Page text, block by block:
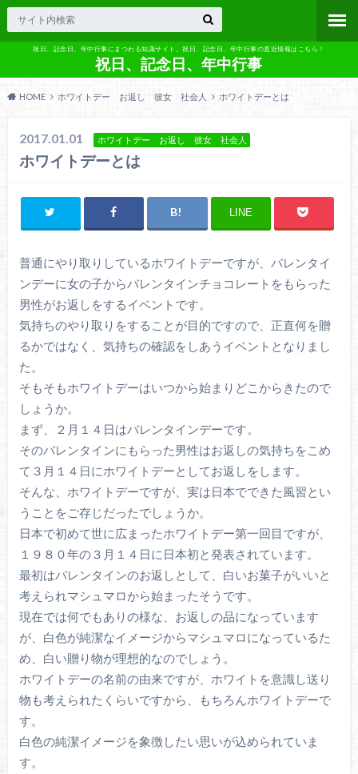
祝日、記念日、年中行事にまつわる知識サイト。祝日、記念日、年中行事の直近情報はこちら！
祝日、記念日、年中行事
HOME ホワイトデー お返し 彼女 社会人 ホワイトデーとは
2017.01.01 ホワイトデー お返し 彼女 社会人
ホワイトデーとは
LINE
普通にやり取りしているホワイトデーですが、バレンタイ
ンデーに女の子からバレンタインチョコレートをもらった
男性がお返しをするイベントです。
気持ちのやり取りをすることが目的ですので、正直何を贈
るかではなく、気持ちの確認をしあうイベントとなりまし
た。
そもそもホワイトデーはいつから始まりどこからきたので
しょうか。
まず、２月１４日はバレンタインデーです。
そのバレンタインにもらった男性はお返しの気持ちをこめ
て３月１４日にホワイトデーとしてお返しをします。
そんな、ホワイトデーですが、実は日本でできた風習とい
うことをご存じだったでしょうか。
日本で初めて世に広まったホワイトデー第一回目ですが、
１９８０年の３月１４日に日本初と発表されています。
最初はバレンタインのお返しとして、白いお菓子がいいと
考えられマシュマロから始まったそうです。
現在では何でもありの様な、お返しの品になっています
が、白色が純潔なイメージからマシュマロになっているた
め、白い贈り物が理想的なのでしょう。
ホワイトデーの名前の由来ですが、ホワイトを意識し送り
物も考えられたくらいですから、もちろんホワイトデーで
す。
白色の純潔イメージを象徴したい思いが込められていま
す。